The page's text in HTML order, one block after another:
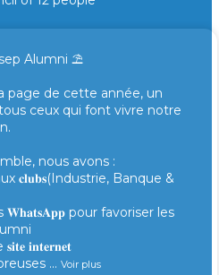
Alumni ⛱️
page de cette année, un
ceux qui font vivre notre
nous avons :
𝐜𝐥𝐮𝐛𝐬(Industrie, Banque &
pour favoriser les
𝐢𝐧𝐭𝐞𝐫𝐧𝐞𝐭
... Voir plus